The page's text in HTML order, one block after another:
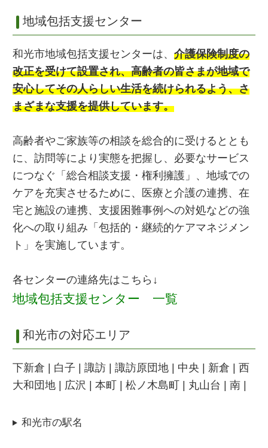
地域包括支援センター
和光市地域包括支援センターは、 介護保険制度の
改正を受けて設置され、高齢者の皆さまが地域で
安心してその人らしい生活を続けられるよう、さ
まざまな支援を提供しています。
高齢者やご家族等の相談を総合的に受けるととも
に、訪問等により実態を把握し、必要なサービス
につなぐ「総合相談支援・権利擁護」、地域での
ケアを充実させるために、医療と介護の連携、在
宅と施設の連携、支援困難事例への対処などの強
化への取り組み「包括的・継続的ケアマネジメン
ト」を実施しています。
各センターの連絡先はこちら↓
地域包括支援センター 一覧
和光市の対応エリア
下新倉 | 白子 | 諏訪 | 諏訪原団地 | 中央 | 新倉 | 西
大和団地 | 広沢 | 本町 | 松ノ木島町 | 丸山台 | 南 |
和光市の駅名